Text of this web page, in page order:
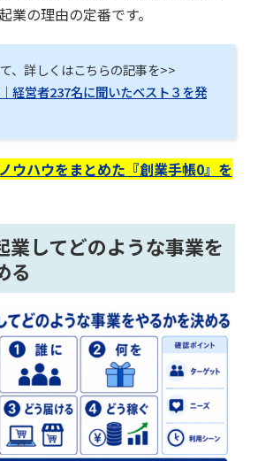
業の理由の定番です。
、詳しくはこちらの記事を>>
経営者237名に聞いたベスト３を発
ウハウをまとめた『創業手帳0』を
業してどのような事業を
る